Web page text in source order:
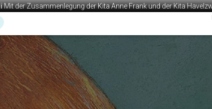
ℹ️ Mit der Zusammenlegung der Kita Anne Frank und der Kita